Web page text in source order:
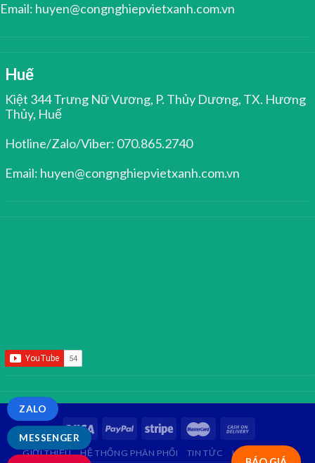
Email: huyen@congnghiepvietxanh.com.vn
Huế
Kiệt 344 Trưng Nữ Vương, P. Thủy Dương, TX. Hương
Thủy, Huế
Hotline/Zalo/Viber: 070.865.2740
Email: huyen@congnghiepvietxanh.com.vn
GIỚI THIỆU HỆ THỐNG PHÂN PHỐI TIN TỨC LIÊN HỆ
MESSENGER
ZALO